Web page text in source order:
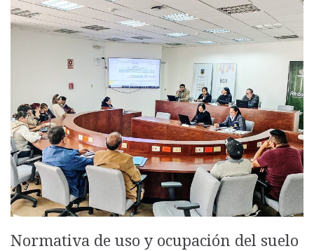
Normativa de uso y ocupación del suelo